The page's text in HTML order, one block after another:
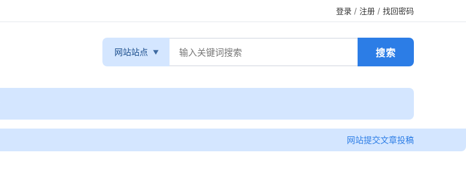
登录 / 注册 / 找回密码
网站站点
网站提交文章投稿